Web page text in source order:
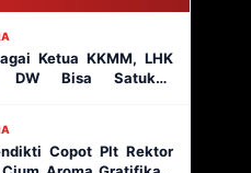
Ketua KKMM, LHK
DW Bisa Satukan
Copot Plt Rektor